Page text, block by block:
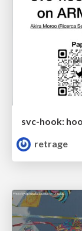
retrage